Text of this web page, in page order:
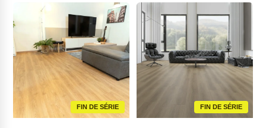
FIN DE SÉRIE FIN DE SÉRIE